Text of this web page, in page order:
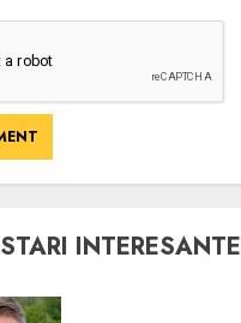
INTERESANTE